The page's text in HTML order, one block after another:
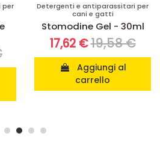
per
Detergenti e antiparassitari per
cani e gatti
Stomodine Gel - 30ml
17,62 €19,58 €
carrello